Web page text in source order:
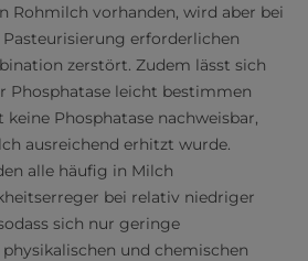
Rohmilch vorhanden, wird aber bei
erforderlichen
zerstört. Zudem lässt sich
Phosphatase leicht bestimmen
keine Phosphatase nachweisbar,
ausreichend erhitzt wurde.
alle häufig in Milch
bei relativ niedriger
sich nur geringe
und chemischen